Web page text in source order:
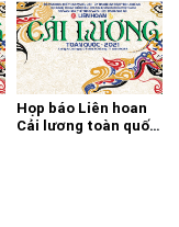
Họp báo Liên hoan
Cải lương toàn quốc